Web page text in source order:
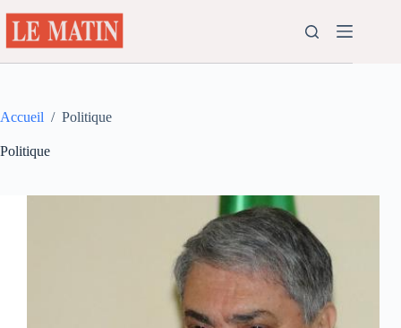
au
contenu
Accueil / Politique
Politique